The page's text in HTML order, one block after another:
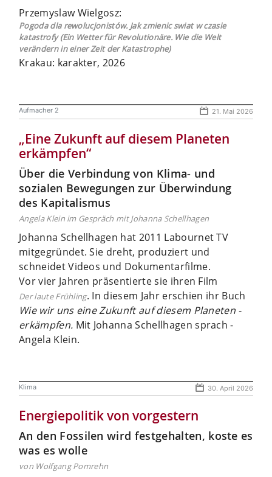
Przemyslaw Wielgosz:
Pogoda dla rewolucjonistów. Jak zmienic swiat w czasie
katastrofy (Ein Wetter für Revolutionäre. Wie die Welt
verändern in einer Zeit der Katastrophe)
Krakau: karakter, 2026
Aufmacher 2 21. Mai 2026
„Eine Zukunft auf diesem Planeten
erkämpfen“
Über die Verbindung von Klima- und
sozialen Bewegungen zur Überwindung
des Kapitalismus
Angela Klein im Gespräch mit Johanna Schellhagen
Johanna Schellhagen hat 2011 Labournet TV
mitgegründet. Sie dreht, produziert und
schneidet Videos und Dokumentarfilme.
Vor vier Jahren präsentierte sie ihren Film
Der laute Frühling. In diesem Jahr erschien ihr Buch
Wie wir uns eine Zukunft auf diesem Planeten ­
erkämpfen. Mit Johanna Schellhagen sprach ­
Angela Klein.
Klima 30. April 2026
Energiepolitik von vorgestern
An den Fossilen wird festgehalten, koste es
was es wolle
von Wolfgang Pomrehn